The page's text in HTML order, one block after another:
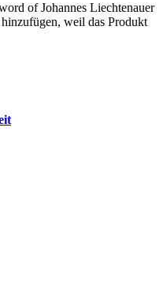
of Johannes Liechtenauer
weil das Produkt